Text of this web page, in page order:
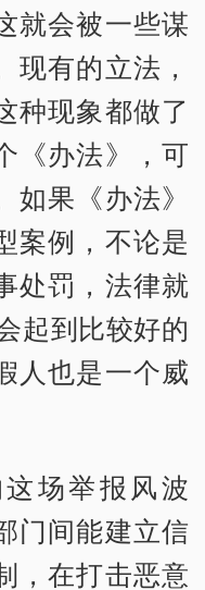
就会被一些谋
现有的立法，
种现象都做了
《办法》，可
果《办法》
案例，不论是
处罚，法律就
起到比较好的
人也是一个威
场举报风波
门间能建立信
，在打击恶意